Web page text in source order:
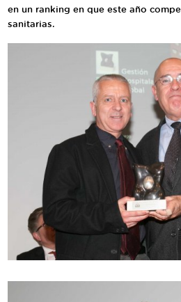
en un ranking en que este año
sanitarias.